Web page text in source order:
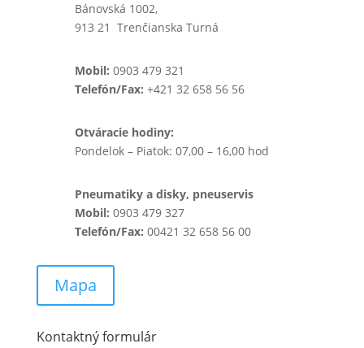
Bánovská 1002,
913 21 Trenčianska Turná
Mobil: 0903 479 321
Telefón/Fax: +421 32 658 56 56
Otváracie hodiny:
Pondelok – Piatok: 07,00 – 16,00 hod
Pneumatiky a disky, pneuservis
Mobil: 0903 479 327
Telefón/Fax: 00421 32 658 56 00
Mapa
Kontaktný formulár